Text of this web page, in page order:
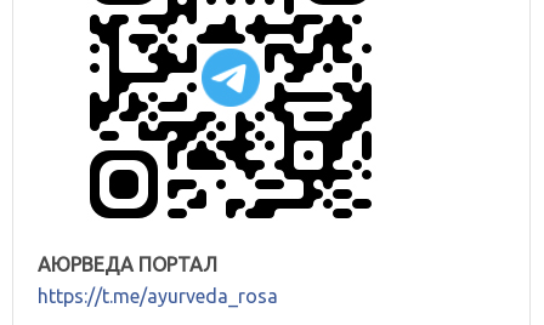
АЮРВЕДА ПОРТАЛ
https://t.me/ayurveda_rosa